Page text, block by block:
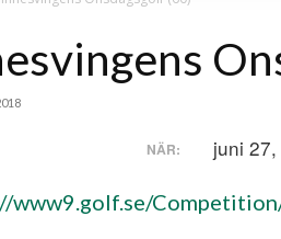
NÄR: juni
www9.golf.se/